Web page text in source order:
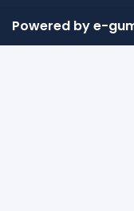
Powered bye-